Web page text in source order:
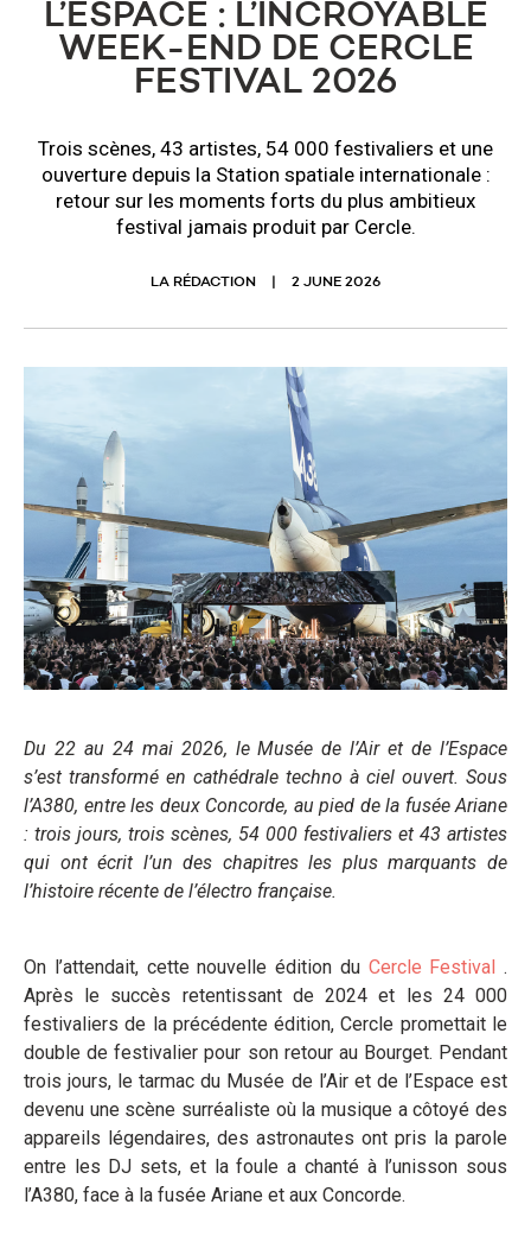
L’ESPACE : L’INCROYABLE
WEEK-END DE CERCLE
FESTIVAL 2026
Trois scènes, 43 artistes, 54 000 festivaliers et une
ouverture depuis la Station spatiale internationale :
retour sur les moments forts du plus ambitieux
festival jamais produit par Cercle.
LA RÉDACTION 2 JUNE 2026
Du 22 au 24 mai 2026, le Musée de l’Air et de l’Espace
s’est transformé en cathédrale techno à ciel ouvert. Sous
l’A380, entre les deux Concorde, au pied de la fusée Ariane
: trois jours, trois scènes, 54 000 festivaliers et 43 artistes
qui ont écrit l’un des chapitres les plus marquants de
l’histoire récente de l’électro française.
On l’attendait, cette nouvelle édition du Cercle Festival .
Après le succès retentissant de 2024 et les 24 000
festivaliers de la précédente édition, Cercle promettait le
double de festivalier pour son retour au Bourget. Pendant
trois jours, le tarmac du Musée de l’Air et de l’Espace est
devenu une scène surréaliste où la musique a côtoyé des
appareils légendaires, des astronautes ont pris la parole
entre les DJ sets, et la foule a chanté à l’unisson sous
l’A380, face à la fusée Ariane et aux Concorde.